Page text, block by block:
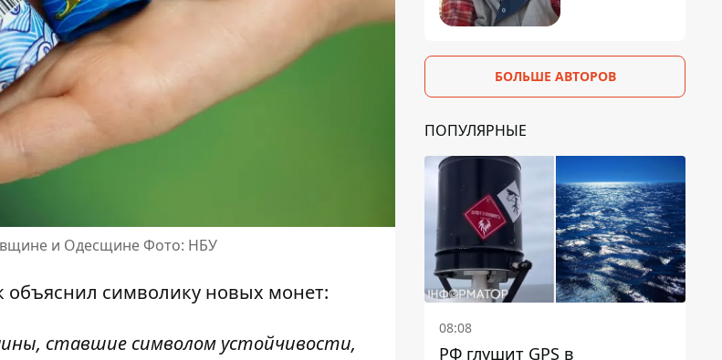
и Одесщине Фото: НБУ
объяснил символику новых монет:
ставшие символом устойчивости,
БОЛЬШЕ АВТОРОВ
ПОПУЛЯРНЫЕ
08:08
РФ глушит GPS в